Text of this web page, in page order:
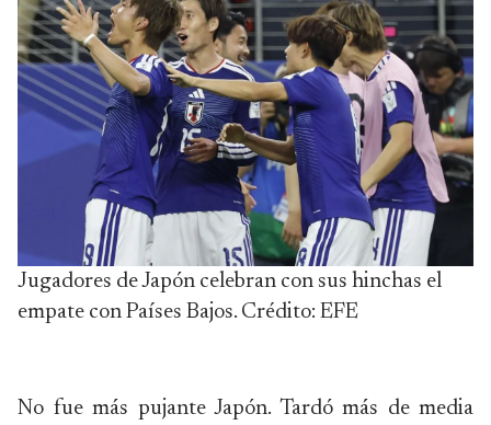
Jugadores de Japón celebran con sus hinchas el
empate con Países Bajos. Crédito: EFE
No fue más pujante Japón. Tardó más de media